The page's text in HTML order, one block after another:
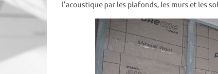
l’acoustique par les plafonds, les murs et les